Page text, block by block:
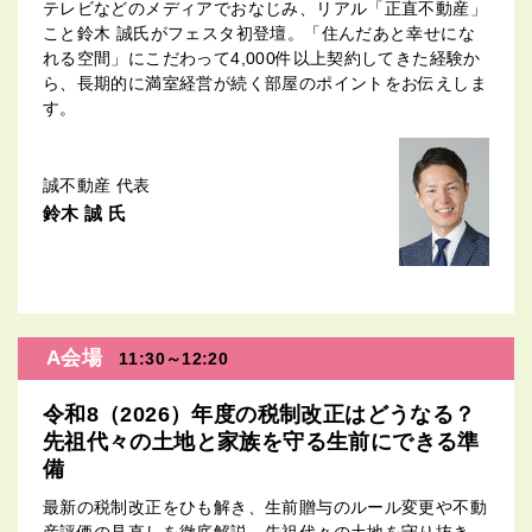
テレビなどのメディアでおなじみ、リアル「正直不動産」
こと鈴木 誠氏がフェスタ初登壇。「住んだあと幸せにな
れる空間」にこだわって4,000件以上契約してきた経験か
ら、長期的に満室経営が続く部屋のポイントをお伝えしま
す。
誠不動産 代表
鈴木 誠 氏
A会場 11:30～12:20
令和8（2026）年度の税制改正はどうなる？
先祖代々の土地と家族を守る生前にできる準
備
最新の税制改正をひも解き、生前贈与のルール変更や不動